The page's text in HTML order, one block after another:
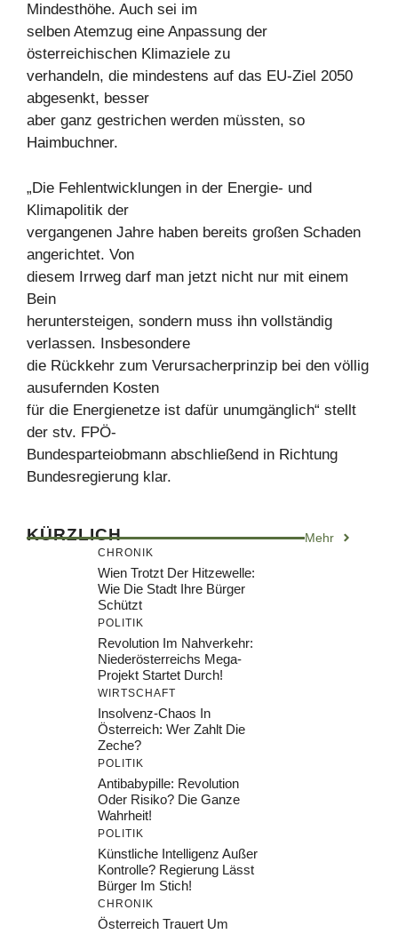
Mindesthöhe. Auch sei im
selben Atemzug eine Anpassung der
österreichischen Klimaziele zu
verhandeln, die mindestens auf das EU-Ziel 2050
abgesenkt, besser
aber ganz gestrichen werden müssten, so
Haimbuchner.
„Die Fehlentwicklungen in der Energie- und
Klimapolitik der
vergangenen Jahre haben bereits großen Schaden
angerichtet. Von
diesem Irrweg darf man jetzt nicht nur mit einem
Bein
heruntersteigen, sondern muss ihn vollständig
verlassen. Insbesondere
die Rückkehr zum Verursacherprinzip bei den völlig
ausufernden Kosten
für die Energienetze ist dafür unumgänglich“ stellt
der stv. FPÖ-
Bundesparteiobmann abschließend in Richtung
Bundesregierung klar.
KÜRZLICH Mehr
CHRONIK
Wien Trotzt Der Hitzewelle:
Wie Die Stadt Ihre Bürger
Schützt
POLITIK
Revolution Im Nahverkehr:
Niederösterreichs Mega-
Projekt Startet Durch!
WIRTSCHAFT
Insolvenz-Chaos In
Österreich: Wer Zahlt Die
Zeche?
POLITIK
Antibabypille: Revolution
Oder Risiko? Die Ganze
Wahrheit!
POLITIK
Künstliche Intelligenz Außer
Kontrolle? Regierung Lässt
Bürger Im Stich!
CHRONIK
Österreich Trauert Um